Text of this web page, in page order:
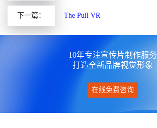
下一篇： The Pull VR
10年专注宣传片制作服务
打造全新品牌视觉形象
在线免费咨询